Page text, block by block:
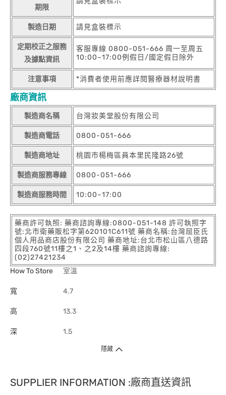
期限
製造日期 請見盒裝標示
定期校正之服務
及據點資訊
客服專線 0800-051-666 周一至周五
10:00~17:00例假日/國定假日除外
注意事項 *消費者使用前應詳閱醫療器材說明書
廠商資訊
製造商名稱 台灣妝美堂股份有限公司
製造商電話 0800-051-666
製造商地址 桃園市楊梅區員本里民隆路26號
製造商服務專線 0800-051-666
製造商服務時間 10:00~17:00
藥商許可執照: 藥商諮詢專線:0800-051-148 許可執照字
號:北市衛藥販松字第620101C611號 藥商名稱:台灣屈臣氏
個人用品商店股份有限公司 藥商地址:台北市松山區八德路
四段760號11樓之1、之2及14樓 藥商諮詢專線:
(02)27421234
How To Store
室溫
寬 4.7
高 13.3
深 1.5
隱藏
SUPPLIER INFORMATION :廠商直送資訊